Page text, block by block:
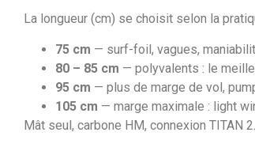
La longueur (cm) se choisit selon la
75 cm — surf-foil, vagues,
80 – 85 cm — polyvalents : le
95 cm — plus de marge de vol,
105 cm — marge maximale : light
Mât seul, carbone HM, connexion TITAN